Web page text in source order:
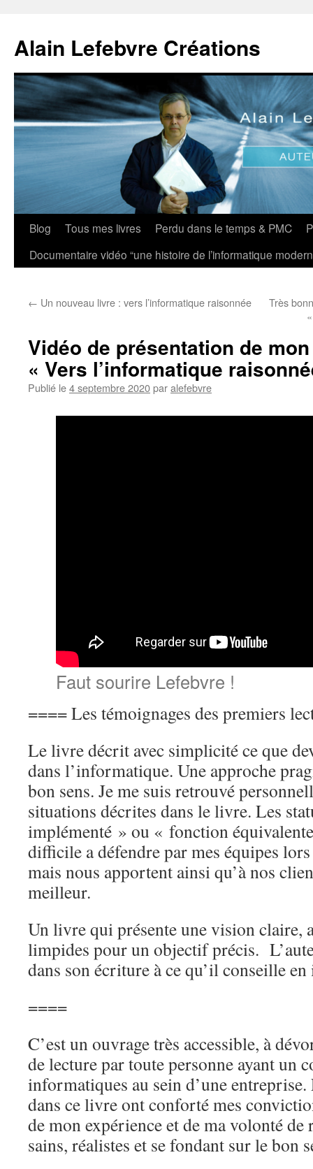
contenu
Alain Lefebvre Créations
Blog Tous mes livres Perdu dans le temps & PMC
Documentaire vidéo “une histoire de l’informatique
← Un nouveau livre : vers l’informatique raisonnée
Très
Vidéo de présentation de
« Vers l’informatique
Publié le4 septembre 2020paralefebvre
Faut sourire Lefebvre !
==== Les témoignages des premiers
Le livre décrit avec simplicité ce que
dans l’informatique. Une approche
bon sens. Je me suis retrouvé
situations décrites dans le livre. Les
implémenté » ou « fonction
difficile a défendre par mes équipes
mais nous apportent ainsi qu’à nos
meilleur.
Un livre qui présente une vision claire,
limpides pour un objectif précis.
dans son écriture à ce qu’il conseille
====
C’est un ouvrage très accessible, à
de lecture par toute personne ayant un
informatiques au sein d’une entreprise.
dans ce livre ont conforté mes
de mon expérience et de ma volonté
sains, réalistes et se fondant sur le bon